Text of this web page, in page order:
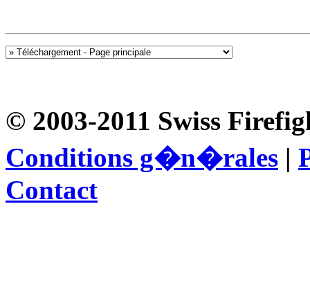
© 2003-2011 Swiss
Conditions g�n�rales |
Contact